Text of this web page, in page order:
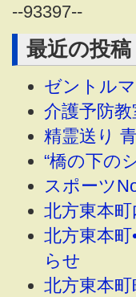
--93397--
最近の投稿
ゼントル
介護予防教
精霊送り
“橋の下の
スポーツ
北方東本
北方東本
らせ
北方東本町